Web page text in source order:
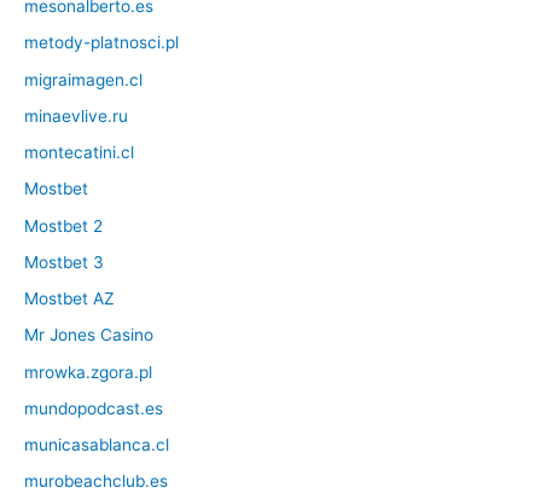
mesonalberto.es
metody-platnosci.pl
migraimagen.cl
minaevlive.ru
montecatini.cl
Mostbet
Mostbet 2
Mostbet 3
Mostbet AZ
Mr Jones Casino
mrowka.zgora.pl
mundopodcast.es
municasablanca.cl
murobeachclub.es